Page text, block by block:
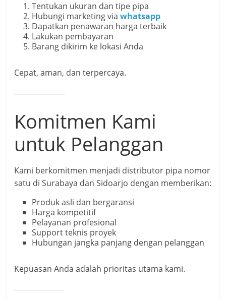
Tentukan ukuran dan tipe pipa
Hubungi marketing viawhatsapp
Dapatkan penawaran harga terbaik
Lakukan pembayaran
Barang dikirim ke lokasi Anda
Cepat, aman, dan terpercaya.
Komitmen Kami
untuk Pelanggan
Kami berkomitmen menjadi distributor pipa nomor
satu di Surabaya dan Sidoarjo dengan memberikan:
Produk asli dan bergaransi
Harga kompetitif
Pelayanan profesional
Support teknis proyek
Hubungan jangka panjang dengan pelanggan
Kepuasan Anda adalah prioritas utama kami.